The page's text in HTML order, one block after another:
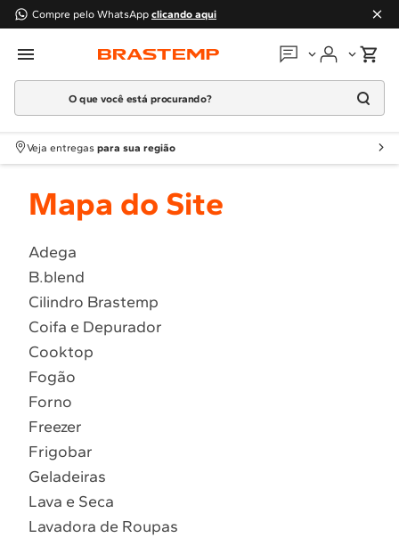
Compre pelo WhatsApp clicando aqui
Em que podemos
Atendimento Brastemp
Localizar assistência técnica
O que você está procurando?
Termos mais buscados
1º Geladeira
2
Fogao
4 º Lava Louça
5 º Cooktop
6º Microondas Brastemp
7º Forno
8º Embutir
9º Lava Seca
Veja entregas para sua região
Mapa do Site
Adega
B.blend
Cilindro Brastemp
Coifa e Depurador
Cooktop
Fogão
Forno
Freezer
Frigobar
Geladeiras
Lava e Seca
Lavadora de Roupas